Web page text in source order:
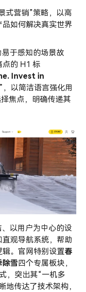
式营销”策略，以高
如何解决真实世界
于感知的场景故
点的 H1 标
Invest in
”，以简洁语言强化用
焦点，明确传递其
以用户为中心的设
观导航系统，帮助
。官网特别设置春
除雪四个专属板块，
，突出其“一机多
地传达了技术架构，